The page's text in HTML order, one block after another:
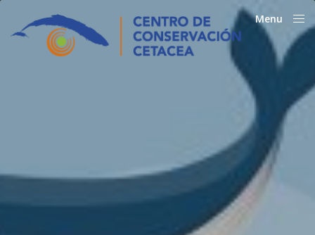
Menu
Close